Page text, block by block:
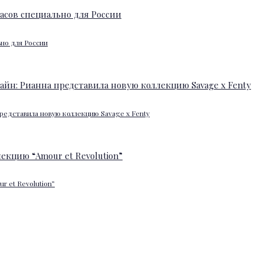
для России
новую коллекцию Savage x Fenty
et Revolution”